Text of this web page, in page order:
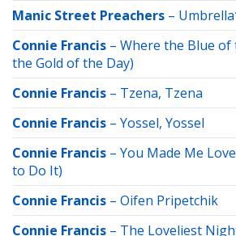
Manic Street Preachers –
Connie Francis – Where the Blue
the Gold of the Day)
Connie Francis – Tzena, Tzena
Connie Francis – Yossel, Yossel
Connie Francis – You Made Me
to Do It)
Connie Francis – Oifen Pripetchik
Connie Francis – The Loveliest